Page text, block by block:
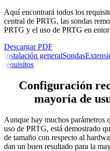
Aquí encontrará todos los
central de PRTG, las sondas
PRTG y el uso de PRTG en
Descargar PDF
Instalación generalSondas
requisitos
Configuración
mayoría de
Aunque hay muchos parámetros
uso de PRTG, está demostrado
de tamaño con respecto al
dan un buen resultado para la